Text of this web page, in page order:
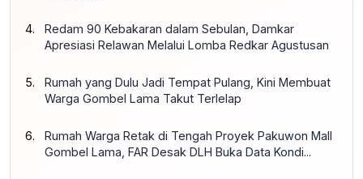
Redam 90 Kebakaran dalam Sebulan, Damkar
Apresiasi Relawan Melalui Lomba Redkar Agustusan
Rumah yang Dulu Jadi Tempat Pulang, Kini Membuat
Warga Gombel Lama Takut Terlelap
Rumah Warga Retak di Tengah Proyek Pakuwon Mall
Gombel Lama, FAR Desak DLH Buka Data Kondi...